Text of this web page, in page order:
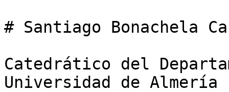
# Santiago Bonachela
Catedrático del
Universidad de Almería